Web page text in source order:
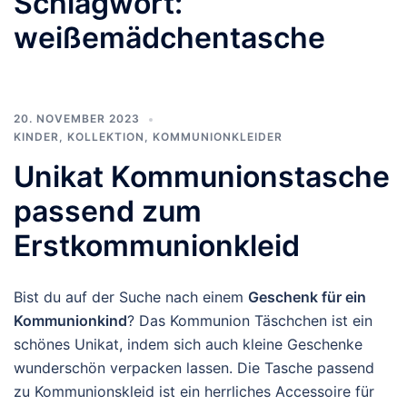
weißemädchentasche
20. NOVEMBER 2023
KINDER, KOLLEKTION , KOMMUNIONKLEIDER
Unikat Kommunionstasche
passend zum
Erstkommunionkleid
Bist du auf der Suche nach einem Geschenk für ein
Kommunionkind? Das Kommunion Täschchen ist ein
schönes Unikat, indem sich auch kleine Geschenke
wunderschön verpacken lassen. Die Tasche passend
zu Kommunionskleid ist ein herrliches Accessoire für